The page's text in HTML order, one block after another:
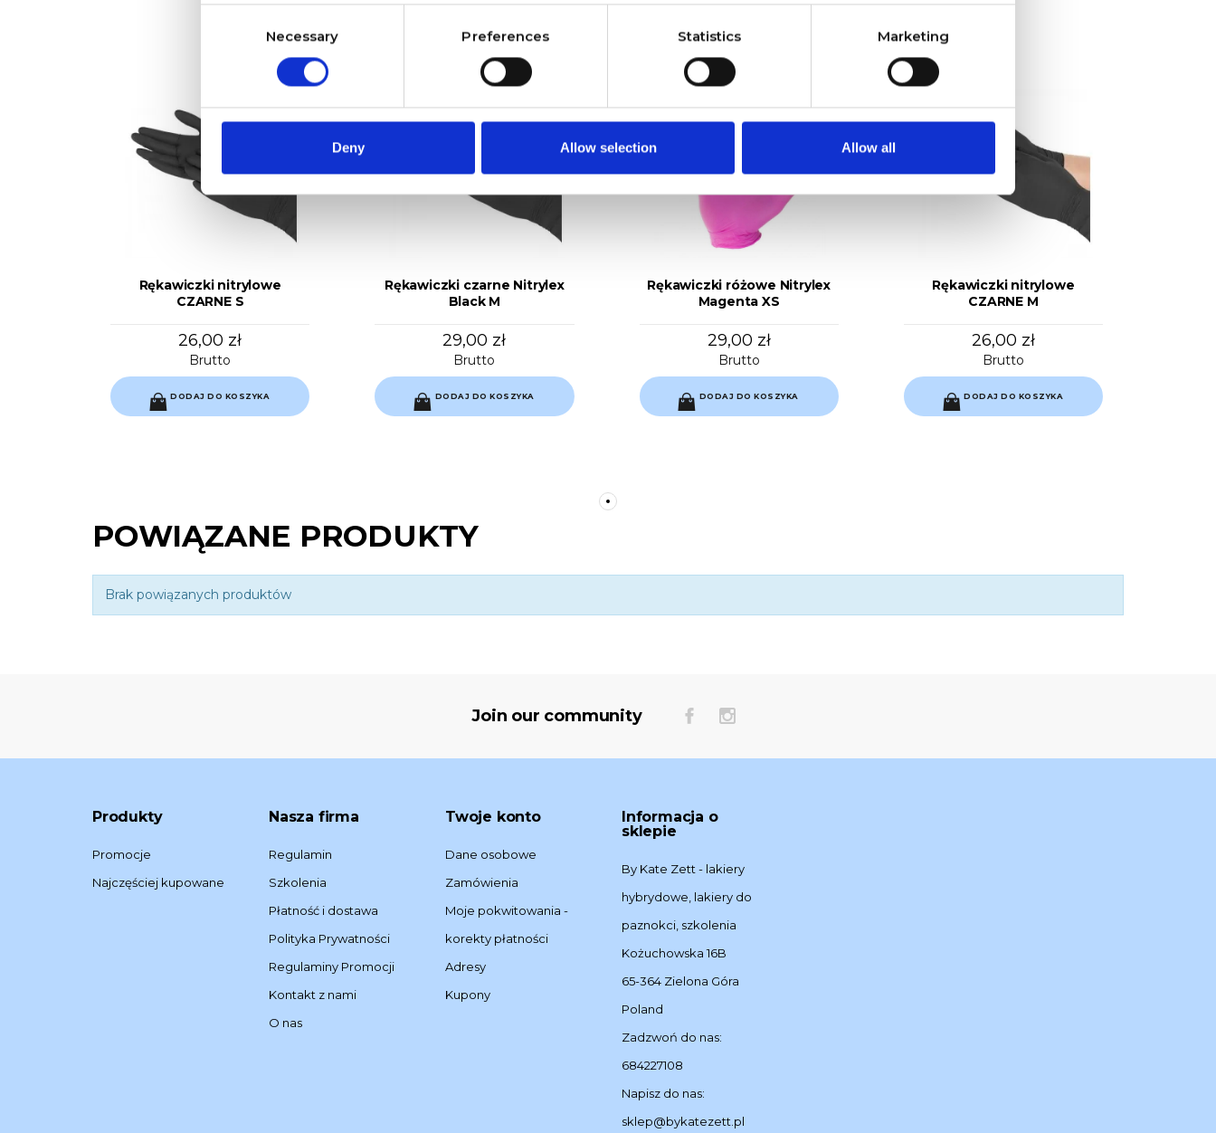
Necessary Preferences Statistics Marketing
Deny Allow selection Allow all
Rękawiczki nitrylowe
CZARNE S
26,00 zł
Brutto
DODAJ DO KOSZYKA
Rękawiczki czarne Nitrylex
Black M
29,00 zł
Brutto
DODAJ DO KOSZYKA
Rękawiczki różowe Nitrylex
Magenta XS
29,00 zł
Brutto
DODAJ DO KOSZYKA
Rękawiczki nitrylowe
CZARNE M
26,00 zł
Brutto
DODAJ DO KOSZYKA
POWIĄZANE PRODUKTY
Brak powiązanych produktów
Join our community
Produkty
Promocje
Najczęściej kupowane
Nasza firma
Regulamin
Szkolenia
Płatność i dostawa
Polityka Prywatności
Regulaminy Promocji
Kontakt z nami
O nas
Twoje konto
Dane osobowe
Zamówienia
Moje pokwitowania -
korekty płatności
Adresy
Kupony
Informacja o
sklepie
By Kate Zett - lakiery
hybrydowe, lakiery do
paznokci, szkolenia
Kożuchowska 16B
65-364 Zielona Góra
Poland
Zadzwoń do nas:
684227108
Napisz do nas:
sklep@bykatezett.pl